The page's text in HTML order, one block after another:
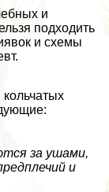
и
подходить
и схемы
за ушами,
и